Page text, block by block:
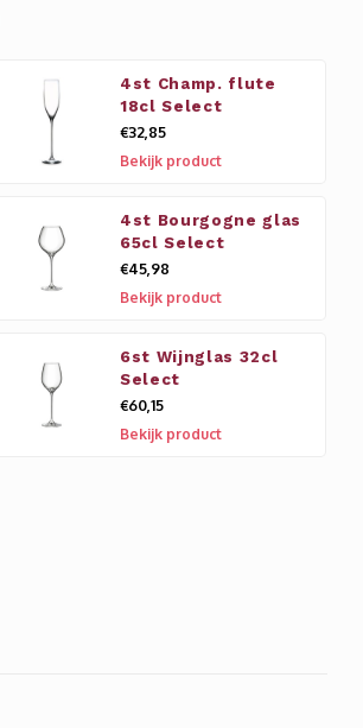
4st Champ. flute
18cl Select
€32,85
Bekijk product
4st Bourgogne glas
65cl Select
€45,98
Bekijk product
6st Wijnglas 32cl
Select
€60,15
Bekijk product